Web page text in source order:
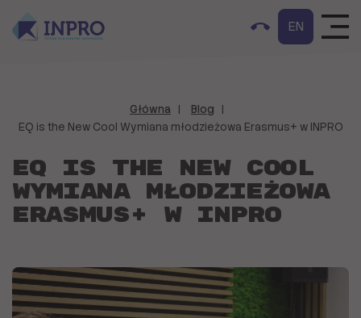
EN
Główna
Blog
EQ is the New Cool Wymiana młodzieżowa Erasmus+ w INPRO
EQ is the New Cool
Wymiana młodzieżowa
Erasmus+ w INPRO